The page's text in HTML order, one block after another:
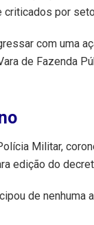
por
com uma
de Fazenda
Militar,
edição do
de nenhuma